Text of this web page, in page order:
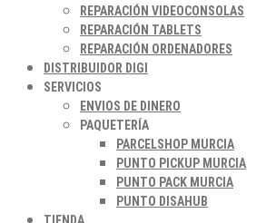
REPARACIÓN VIDEOCONSOLAS
REPARACIÓN TABLETS
REPARACIÓN ORDENADORES
DISTRIBUIDOR DIGI
SERVICIOS
ENVIOS DE DINERO
PAQUETERÍA
PARCELSHOP MURCIA
PUNTO PICKUP MURCIA
PUNTO PACK MURCIA
PUNTO DISAHUB